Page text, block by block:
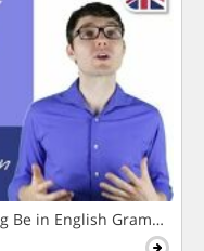
Be in English Grammar